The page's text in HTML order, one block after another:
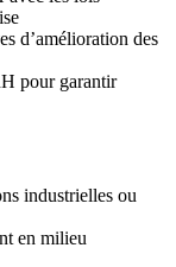
d’amélioration des
pour garantir
industrielles ou
en milieu